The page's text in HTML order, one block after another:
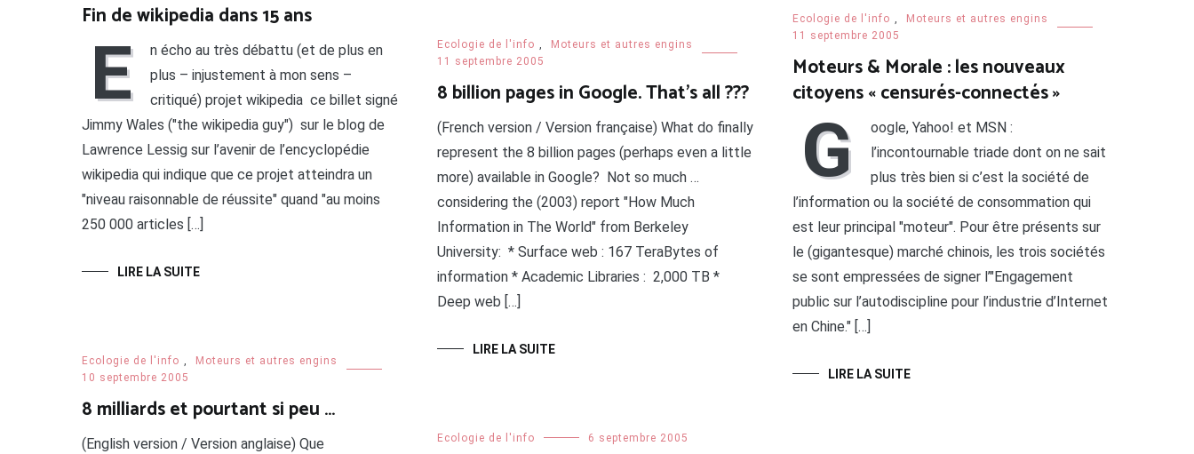
Fin de wikipedia dans 15 ans
E
n écho au très débattu (et de plus en
plus – injustement à mon sens –
critiqué) projet wikipedia ce billet signé
Jimmy Wales ("the wikipedia guy") sur le blog de
Lawrence Lessig sur l’avenir de l’encyclopédie
wikipedia qui indique que ce projet atteindra un
"niveau raisonnable de réussite" quand "au moins
250 000 articles […]
LIRE LA SUITE
Ecologie de l'info ,
Moteurs et autres engins
11 septembre 2005
Moteurs & Morale : les nouveaux
citoyens « censurés-connectés »
G
oogle, Yahoo! et MSN :
l’incontournable triade dont on ne sait
plus très bien si c’est la société de
l’information ou la société de consommation qui
est leur principal "moteur". Pour être présents sur
le (gigantesque) marché chinois, les trois sociétés
se sont empressées de signer l’"Engagement
public sur l’autodiscipline pour l’industrie d’Internet
en Chine." […]
LIRE LA SUITE
Ecologie de l'info ,
Moteurs et autres engins
11 septembre 2005
8 billion pages in Google. That’s all ???
(French version / Version française) What do finally
represent the 8 billion pages (perhaps even a little
more) available in Google? Not so much …
considering the (2003) report "How Much
Information in The World" from Berkeley
University: * Surface web : 167 TeraBytes of
information * Academic Libraries : 2,000 TB *
Deep web […]
LIRE LA SUITE
Ecologie de l'info ,
Moteurs et autres engins
10 septembre 2005
8 milliards et pourtant si peu …
(English version / Version anglaise) Que
Ecologie de l'info 6 septembre 2005